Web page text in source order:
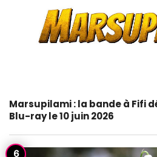
Marsupilami : la bande à Fifi
Blu-ray le 10 juin 2026